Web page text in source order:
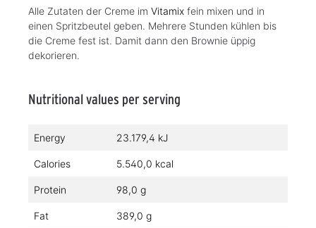
Alle Zutaten der Creme im Vitamix fein mixen und in
einen Spritzbeutel geben. Mehrere Stunden kühlen bis
die Creme fest ist. Damit dann den Brownie üppig
dekorieren.
Nutritional values per serving
Energy 23.179,4 kJ
Calories 5.540,0 kcal
Protein 98,0 g
Fat 389,0 g